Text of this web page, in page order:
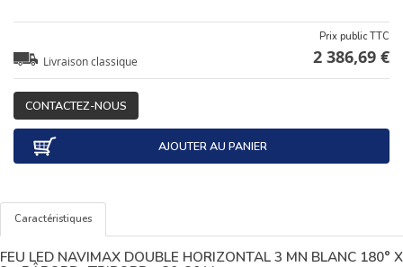
Livraison classique
Prix public TTC
2 386,69 €
CONTACTEZ-NOUS
AJOUTER AU PANIER
Caractéristiques
FEU LED NAVIMAX DOUBLE HORIZONTAL 3 MN BLANC 180° X